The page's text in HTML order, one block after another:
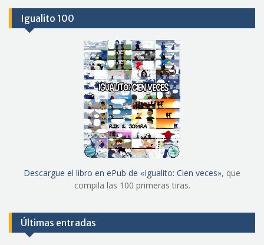
Igualito 100
Descargue el libro en ePub de «Igualito: Cien veces», que
compila las 100 primeras tiras.
Últimas entradas